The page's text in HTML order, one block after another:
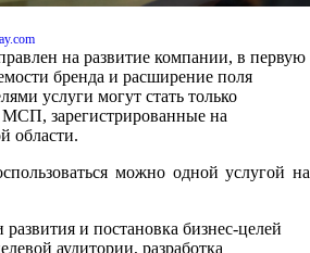
на развитие компании, в первую
бренда и расширение поля
услуги могут стать только
зарегистрированные на
области.
можно одной услугой на
развития и постановка бизнес-целей
аудитории, разработка